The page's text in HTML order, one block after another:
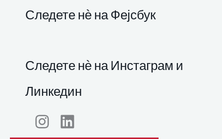
Следете нѐ на Фејсбук
Следете нѐ на Инстаграм и
Линкедин